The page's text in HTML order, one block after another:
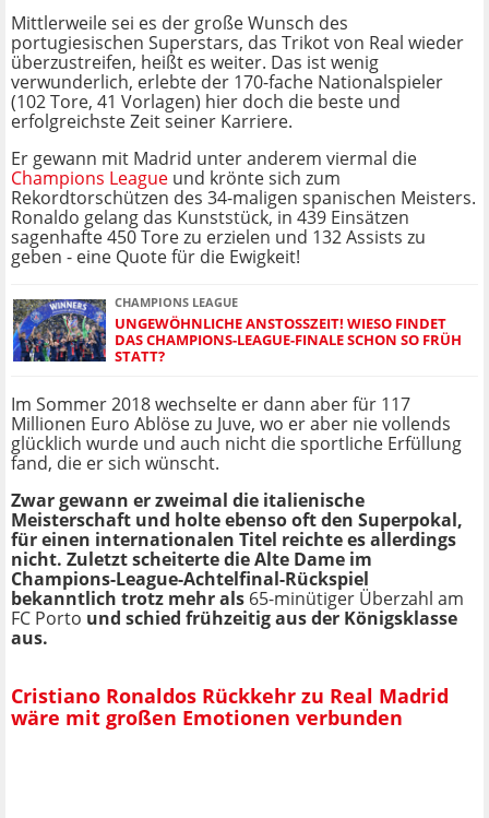
Mittlerweile sei es der große Wunsch des
portugiesischen Superstars, das Trikot von Real wieder
überzustreifen, heißt es weiter. Das ist wenig
verwunderlich, erlebte der 170-fache Nationalspieler
(102 Tore, 41 Vorlagen) hier doch die beste und
erfolgreichste Zeit seiner Karriere.
Er gewann mit Madrid unter anderem viermal die
Champions League und krönte sich zum
Rekordtorschützen des 34-maligen spanischen Meisters.
Ronaldo gelang das Kunststück, in 439 Einsätzen
sagenhafte 450 Tore zu erzielen und 132 Assists zu
geben - eine Quote für die Ewigkeit!
CHAMPIONS LEAGUE
UNGEWÖHNLICHE ANSTOSSZEIT! WIESO FINDET D
AS CHAMPIONS-LEAGUE-FINALE SCHON SO FRÜH S
TATT?
Im Sommer 2018 wechselte er dann aber für 117
Millionen Euro Ablöse zu Juve, wo er aber nie vollends
glücklich wurde und auch nicht die sportliche Erfüllung
fand, die er sich wünscht.
Zwar gewann er zweimal die italienische
Meisterschaft und holte ebenso oft den Superpokal,
für einen internationalen Titel reichte es allerdings
nicht. Zuletzt scheiterte die Alte Dame im
Champions-League-Achtelfinal-Rückspiel
bekanntlich trotz mehr als 65-minütiger Überzahl am
FC Porto und schied frühzeitig aus der Königsklasse
aus.
Cristiano Ronaldos Rückkehr zu Real Madrid
wäre mit großen Emotionen verbunden